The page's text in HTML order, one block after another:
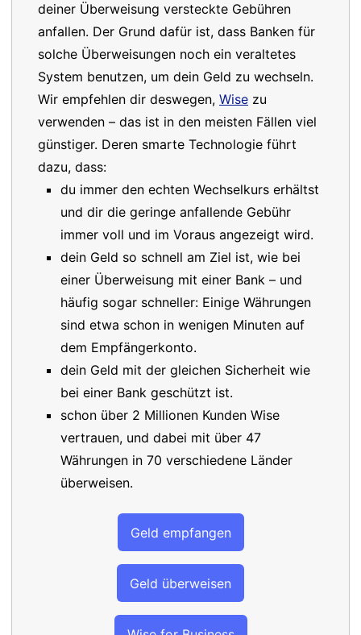
deiner Überweisung versteckte Gebühren
anfallen. Der Grund dafür ist, dass Banken für
solche Überweisungen noch ein veraltetes
System benutzen, um dein Geld zu wechseln.
Wir empfehlen dir deswegen, Wise zu
verwenden – das ist in den meisten Fällen viel
günstiger. Deren smarte Technologie führt
dazu, dass:
du immer den echten Wechselkurs erhältst
und dir die geringe anfallende Gebühr
immer voll und im Voraus angezeigt wird.
dein Geld so schnell am Ziel ist, wie bei
einer Überweisung mit einer Bank – und
häufig sogar schneller: Einige Währungen
sind etwa schon in wenigen Minuten auf
dem Empfängerkonto.
dein Geld mit der gleichen Sicherheit wie
bei einer Bank geschützt ist.
schon über 2 Millionen Kunden Wise
vertrauen, und dabei mit über 47
Währungen in 70 verschiedene Länder
überweisen.
Geld empfangen
Geld überweisen